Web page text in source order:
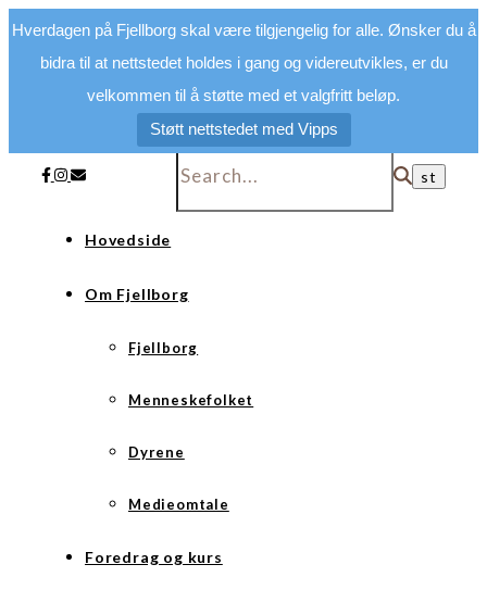
Hverdagen på Fjellborg skal være tilgjengelig for alle. Ønsker du å
bidra til at nettstedet holdes i gang og videreutvikles, er du
velkommen til å støtte med et valgfritt beløp.
Støtt nettstedet med Vipps
Hovedside
Om Fjellborg
Fjellborg
Menneskefolket
Dyrene
Medieomtale
Foredrag og kurs